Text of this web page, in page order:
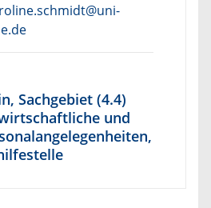
Sachgebiet (4.4)
und